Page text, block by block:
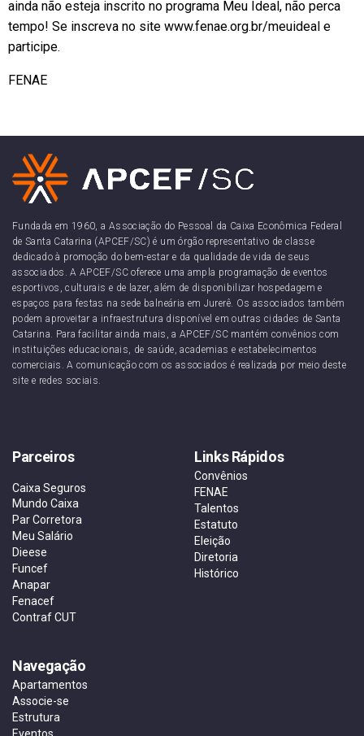
ainda não esteja inscrito no programa Meu Ideal, não perca
tempo! Se inscreva no site www.fenae.org.br/meuideal e
participe.
FENAE
Fundada em 1960, a Associação do Pessoal da Caixa Econômica Federal
de Santa Catarina (APCEF/SC) é um órgão representativo de classe
dedicado à promoção do bem-estar e da qualidade de vida de seus
associados. A APCEF/SC oferece uma ampla programação de eventos
esportivos, culturais e de lazer, além de disponibilizar hospedagem e
espaços para festas na sede balneária em Jurerê. Os associados também
podem aproveitar a infraestrutura disponível em outras cidades de Santa
Catarina. Para facilitar ainda mais, a APCEF/SC mantém convênios com
instituições educacionais, de saúde, academias e estabelecimentos
comerciais. A comunicação com os associados é realizada por meio deste
site e redes sociais.
Parceiros
Caixa Seguros
Mundo Caixa
Par Corretora
Meu Salário
Dieese
Funcef
Anapar
Fenacef
Contraf CUT
Links Rápidos
Convênios
FENAE
Talentos
Estatuto
Eleição
Diretoria
Histórico
Navegação
Apartamentos
Associe-se
Estrutura